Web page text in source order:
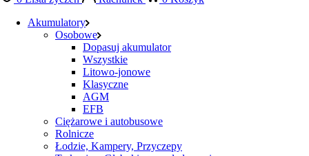
Akumulatory
Osobowe
Dopasuj akumulator
Wszystkie
Litowo-jonowe
Klasyczne
AGM
EFB
Ciężarowe i autobusowe
Rolnicze
Łodzie, Kampery, Przyczepy